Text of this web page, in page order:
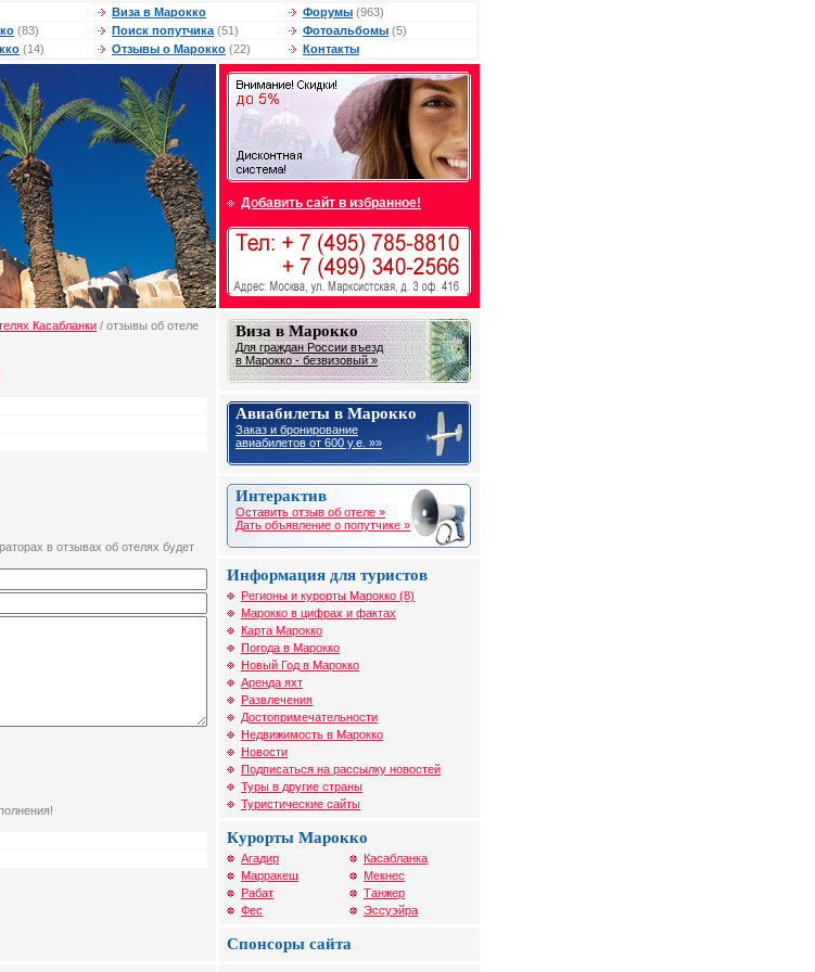
Виза в Марокко Форумы (963)
(83) Поиск попутчика (51) Фотоальбомы (5)
(14) Отзывы о Марокко (22) Контакты
Добавить сайт в избранное!
Касабланки / отзывы об отеле
в отзывах об отелях будет
Виза в Марокко
Для граждан России въезд
в Марокко - безвизовый »
Авиабилеты в Марокко
Заказ и бронирование
авиабилетов от 600 у.е. »»
Интерактив
Оставить отзыв об отеле »
Дать объявление о попутчике »
Информация для туристов
Регионы и курорты Марокко (8)
Марокко в цифрах и фактах
Карта Марокко
Погода в Марокко
Новый Год в Марокко
Аренда яхт
Развлечения
Достопримечательности
Недвижимость в Марокко
Новости
Подписаться на рассылку новостей
Туры в другие страны
Туристические сайты
Курорты Марокко
Агадир
Марракеш
Рабат
Фес
Касабланка
Мекнес
Танжер
Эссуэйра
Спонсоры сайта